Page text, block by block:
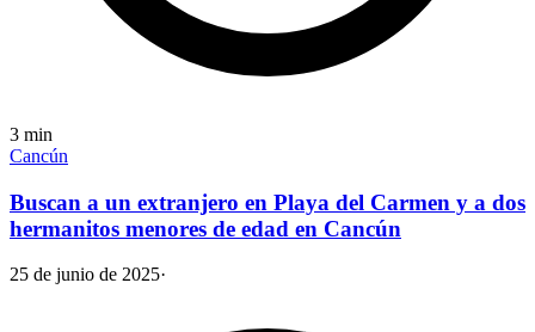
3 min
Cancún
Buscan a un extranjero en Playa del Carmen y a dos
hermanitos menores de edad en Cancún
25 de junio de 2025·